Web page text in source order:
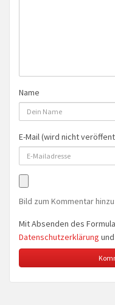
Name
E-Mail (wird nicht
Bild zum Kommentar
Mit Absenden des
Datenschutzerklärung